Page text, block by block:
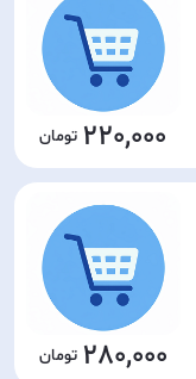
220,000
280,000